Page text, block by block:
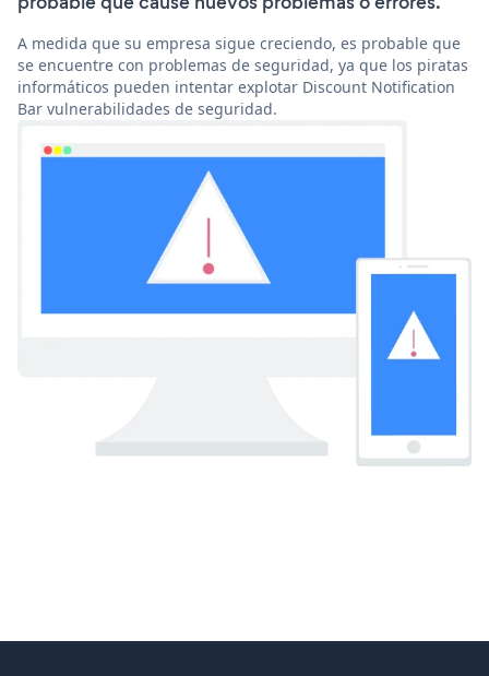
A medida que su empresa sigue creciendo, es probable que
se encuentre con problemas de seguridad, ya que los piratas
informáticos pueden intentar explotar Discount Notification
Bar vulnerabilidades de seguridad.